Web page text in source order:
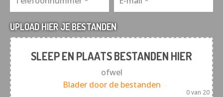
UPLOAD HIER JE BESTANDEN
SLEEP EN PLAATS BESTANDEN HIER
ofwel
Blader door de bestanden
0van 20